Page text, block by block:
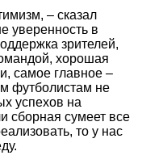
– сказал
уверенность в
зрителей,
хорошая
самое главное –
футболистам не
успехов на
сборная сумеет все
то у нас